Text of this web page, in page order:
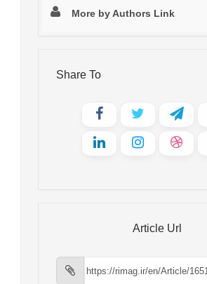
More by Authors Link
Share To
Article Url